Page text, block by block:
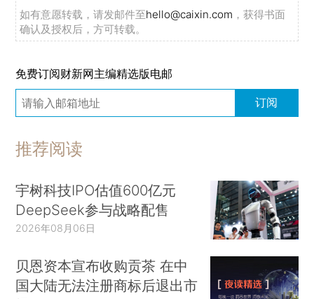
如有意愿转载，请发邮件至hello@caixin.com ，获得书面
确认及授权后，方可转载。
免费订阅财新网主编精选版电邮
订阅
推荐阅读
宇树科技IPO估值600亿元
DeepSeek参与战略配售
2026年08月06日
贝恩资本宣布收购贡茶 在中
国大陆无法注册商标后退出市